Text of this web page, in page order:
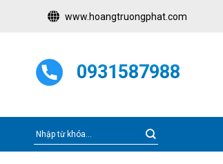
www.hoangtruongphat.com
0931587988